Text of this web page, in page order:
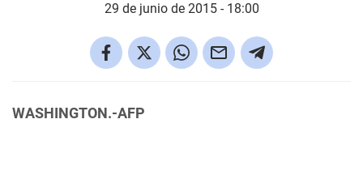
29 de junio de 2015 - 18:00
WASHINGTON.-AFP